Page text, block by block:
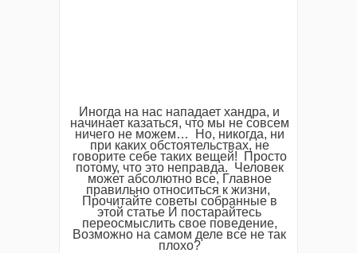
Иногда на нас нападает хандра, и
начинает казаться, что мы не совсем
ничего не можем… Но, никогда, ни
при каких обстоятельствах, не
говорите себе таких вещей! Просто
потому, что это неправда. Человек
может абсолютно все, Главное
правильно относиться к жизни,
Прочитайте советы собранные в
этой статье И постарайтесь
переосмыслить свое поведение,
Возможно на самом деле все не так
плохо?